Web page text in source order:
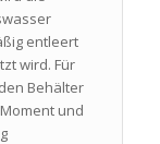
entleert
wird. Für
Behälter
und